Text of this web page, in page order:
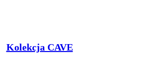
Kolekcja CAVE